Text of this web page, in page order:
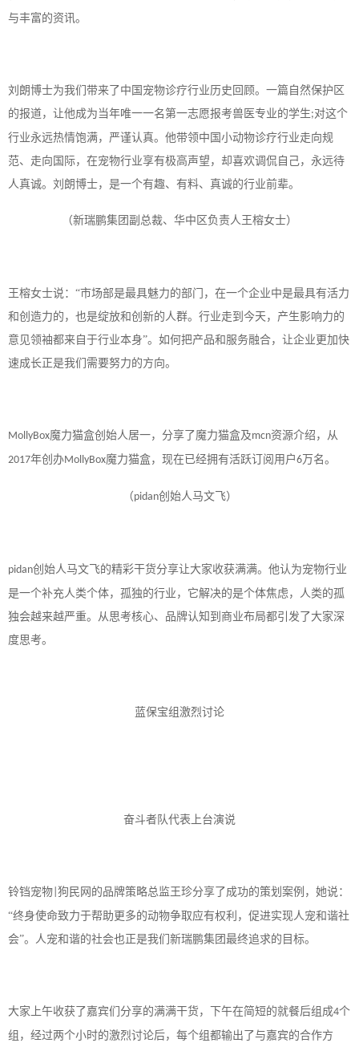
与丰富的资讯。
刘朗博士为我们带来了中国宠物诊疗行业历史回顾。一篇自然保护区
的报道，让他成为当年唯一一名第一志愿报考兽医专业的学生;对这个
行业永远热情饱满，严谨认真。他带领中国小动物诊疗行业走向规
范、走向国际，在宠物行业享有极高声望，却喜欢调侃自己，永远待
人真诚。刘朗博士，是一个有趣、有料、真诚的行业前辈。
（新瑞鹏集团副总裁、华中区负责人王榕女士）
王榕女士说： “市场部是最具魅力的部门，在一个企业中是最具有活力
和创造力的，也是绽放和创新的人群。行业走到今天，产生影响力的
意见领袖都来自于行业本身”。如何把产品和服务融合，让企业更加快
速成长正是我们需要努力的方向。
MollyBox魔力猫盒创始人居一，分享了魔力猫盒及mcn资源介绍，从
2017年创办MollyBox魔力猫盒，现在已经拥有活跃订阅用户6万名。
（pidan创始人马文飞）
pidan创始人马文飞的精彩干货分享让大家收获满满。他认为宠物行业
是一个补充人类个体，孤独的行业，它解决的是个体焦虑，人类的孤
独会越来越严重。从思考核心、品牌认知到商业布局都引发了大家深
度思考。
蓝保宝组激烈讨论
奋斗者队代表上台演说
铃铛宠物 狗民网的品牌策略总监王珍分享了成功的策划案例，她说：
“终身使命致力于帮助更多的动物争取应有权利，促进实现人宠和谐社
会”。人宠和谐的社会也正是我们新瑞鹏集团最终追求的目标。
大家上午收获了嘉宾们分享的满满干货，下午在简短的就餐后组成4个
组，经过两个小时的激烈讨论后，每个组都输出了与嘉宾的合作方